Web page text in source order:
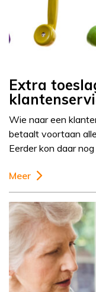
Extra
Wie naar een
betaalt voortaan
Eerder kon daar
Meer